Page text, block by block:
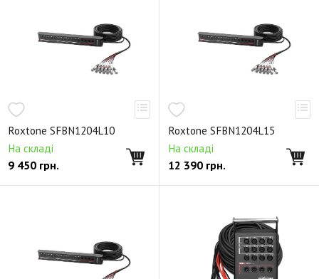
Авиационные коннекторы
Аксессуары для панельных коннекторов
Коммутационные панели
Roxtone SFBN1204L10
На складі
9 450 грн.
Roxtone SFBN1204L15
На складі
12 390 грн.